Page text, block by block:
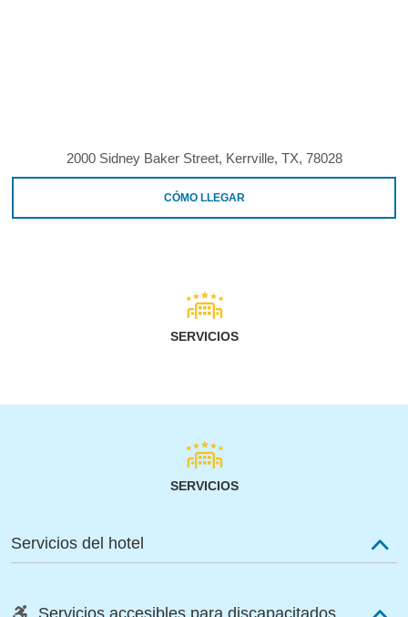
2000 Sidney Baker Street, Kerrville, TX, 78028
CÓMO LLEGAR
SERVICIOS
SERVICIOS
Servicios del hotel